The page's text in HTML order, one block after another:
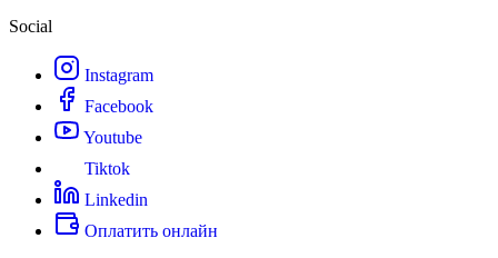
Social
Instagram
Facebook
Youtube
Tiktok
Linkedin
Оплатить онлайн